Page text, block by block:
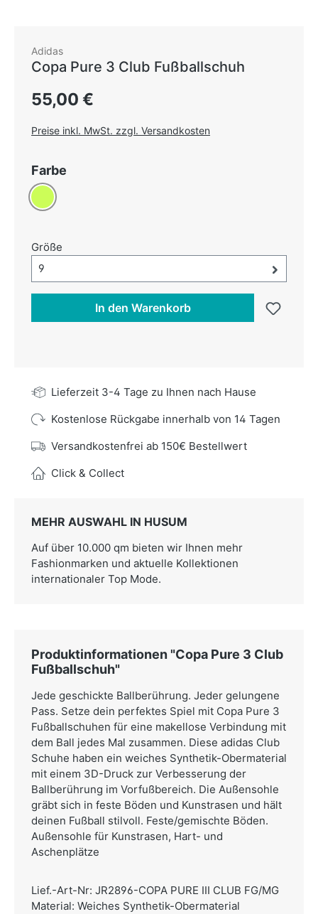
Adidas
Copa Pure 3 Club Fußballschuh
Regulärer Preis:
55,00 €
Preise inkl. MwSt. zzgl. Versandkosten
Farbe
Limone
Größe
Größe-Auswahl öffnen, aktuell ausgewählt:
9
In den Warenkorb
Lieferzeit 3-4 Tage zu Ihnen nach Hause
Kostenlose Rückgabe innerhalb von 14 Tagen
Versandkostenfrei ab 150€ Bestellwert
Click & Collect
MEHR AUSWAHL IN HUSUM
Auf über 10.000 qm bieten wir Ihnen mehr
Fashionmarken und aktuelle Kollektionen
internationaler Top Mode.
Produktinformationen "Copa Pure 3 Club
Fußballschuh"
Jede geschickte Ballberührung. Jeder gelungene
Pass. Setze dein perfektes Spiel mit Copa Pure 3
Fußballschuhen für eine makellose Verbindung mit
dem Ball jedes Mal zusammen. Diese adidas Club
Schuhe haben ein weiches Synthetik-Obermaterial
mit einem 3D-Druck zur Verbesserung der
Ballberührung im Vorfußbereich. Die Außensohle
gräbt sich in feste Böden und Kunstrasen und hält
deinen Fußball stilvoll. Feste/gemischte Böden.
Außensohle für Kunstrasen, Hart- und
Aschenplätze
Lief.-Art-Nr: JR2896-COPA PURE III CLUB FG/MG
Material: Weiches Synthetik-Obermaterial